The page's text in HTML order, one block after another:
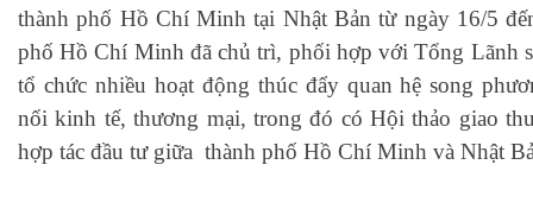
thành phố Hồ Chí Minh tại Nhật Bản từ ngày 16/5
phố Hồ Chí Minh đã chủ trì, phối hợp với Tổng Lãnh
tổ chức nhiều hoạt động thúc đẩy quan hệ song
nối kinh tế, thương mại, trong đó có Hội thảo giao
hợp tác đầu tư giữa thành phố Hồ Chí Minh và Nhật